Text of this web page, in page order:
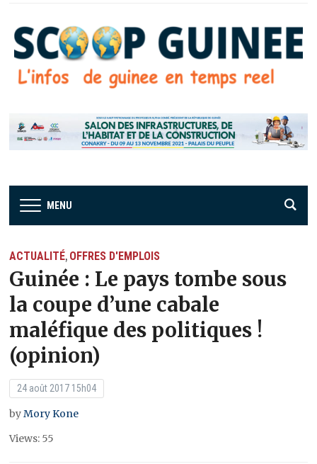
MENU
ACTUALITÉ, OFFRES D'EMPLOIS
Guinée : Le pays tombe sous
la coupe d’une cabale
maléfique des politiques !
(opinion)
24 août 2017 15h04
byMory Kone
Views: 55